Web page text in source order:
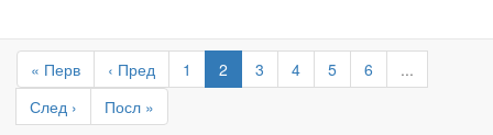
« Перв ‹ Пред 1 2 3 4 5 6
...
След ›
Посл »